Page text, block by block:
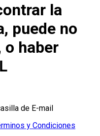
la
puede no
haber
de E-mail
y Condiciones